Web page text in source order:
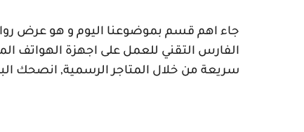
جاء اهم قسم بموضوعنا اليوم و هو عرض
الفارس التقني للعمل على اجهزة الهواتف
سريعة من خلال المتاجر الرسمية, انصحك البدء